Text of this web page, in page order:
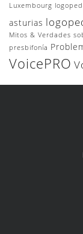
Luxembourg
asturias
Mitos & Verdades
presbifonía
VoicePRO